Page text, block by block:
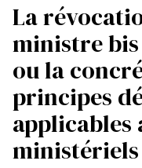
La
ministre bis
ou la
principes
applicables
ministériels